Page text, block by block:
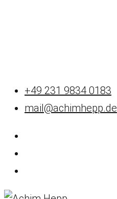
+49 231 9834 0183
mail@achimhepp.de